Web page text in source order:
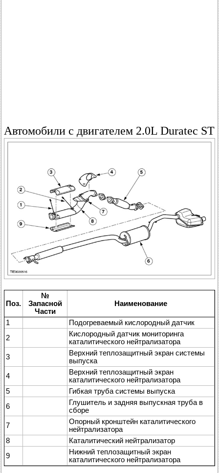
Автомобили с двигателем 2.0L Duratec ST
Поз.
№
Запасной
Части
Наименование
1
Подогреваемый кислородный датчик
2
Кислородный датчик мониторинга
каталитического нейтрализатора
3
Верхний теплозащитный экран системы
выпуска
4
Верхний теплозащитный экран
каталитического нейтрализатора
5
Гибкая труба системы выпуска
6
Глушитель и задняя выпускная труба в
сборе
7
Опорный кронштейн каталитического
нейтрализатора
8
Каталитический нейтрализатор
9
Нижний теплозащитный экран
каталитического нейтрализатора